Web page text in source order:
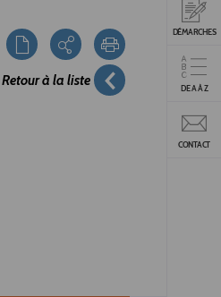
DÉMARCHES
DE A À Z
CONTACT
Retour à la liste